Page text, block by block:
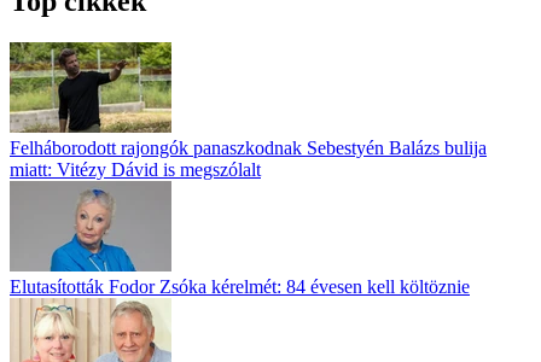
Felháborodott rajongók panaszkodnak Sebestyén Balázs bulija
miatt: Vitézy Dávid is megszólalt
Elutasították Fodor Zsóka kérelmét: 84 évesen kell költöznie